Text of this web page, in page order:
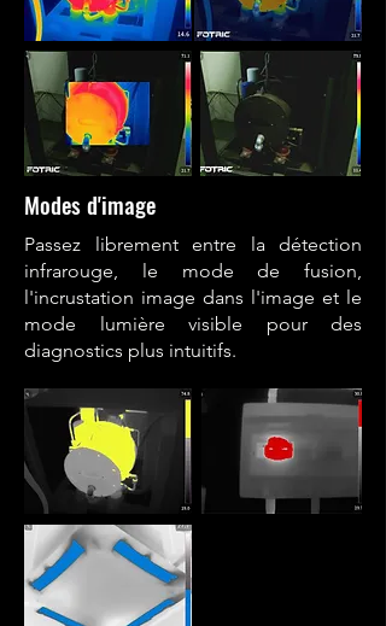
Modes d'image
Passez librement entre la détection
infrarouge, le mode de fusion,
l'incrustation image dans l'image et le
mode lumière visible pour des
diagnostics plus intuitifs.